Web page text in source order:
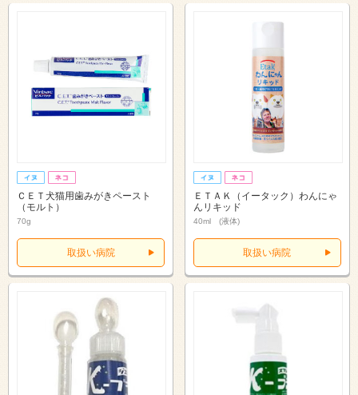
ＣＥＴ犬猫用歯みがきペースト
（モルト）
70g
取扱い病院
ＥＴＡＫ（イータック）わんにゃ
んリキッド
40ml (液体)
取扱い病院